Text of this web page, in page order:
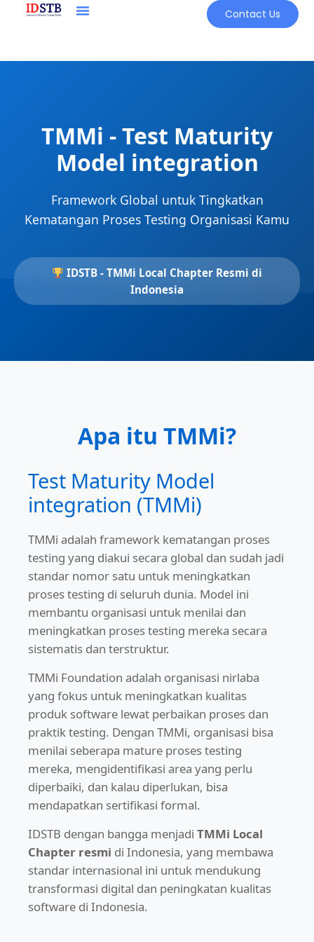
Contact Us
TMMi - Test Maturity
Model integration
Framework Global untuk Tingkatkan
Kematangan Proses Testing Organisasi Kamu
IDSTB - TMMi Local Chapter Resmi di
Indonesia
Apa itu TMMi?
Test Maturity Model
integration (TMMi)
TMMi adalah framework kematangan proses
testing yang diakui secara global dan sudah jadi
standar nomor satu untuk meningkatkan
proses testing di seluruh dunia. Model ini
membantu organisasi untuk menilai dan
meningkatkan proses testing mereka secara
sistematis dan terstruktur.
TMMi Foundation adalah organisasi nirlaba
yang fokus untuk meningkatkan kualitas
produk software lewat perbaikan proses dan
praktik testing. Dengan TMMi, organisasi bisa
menilai seberapa mature proses testing
mereka, mengidentifikasi area yang perlu
diperbaiki, dan kalau diperlukan, bisa
mendapatkan sertifikasi formal.
IDSTB dengan bangga menjadi TMMi Local
Chapter resmi di Indonesia, yang membawa
standar internasional ini untuk mendukung
transformasi digital dan peningkatan kualitas
software di Indonesia.